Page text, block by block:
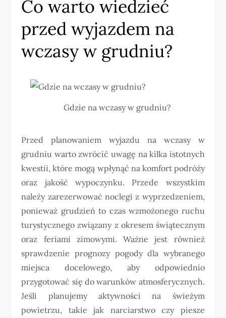
Co warto wiedzieć
przed wyjazdem na
wczasy w grudniu?
Gdzie na wczasy w grudniu?
Przed planowaniem wyjazdu na wczasy w
grudniu warto zwrócić uwagę na kilka istotnych
kwestii, które mogą wpłynąć na komfort podróży
oraz jakość wypoczynku. Przede wszystkim
należy zarezerwować noclegi z wyprzedzeniem,
ponieważ grudzień to czas wzmożonego ruchu
turystycznego związany z okresem świątecznym
oraz feriami zimowymi. Ważne jest również
sprawdzenie prognozy pogody dla wybranego
miejsca docelowego, aby odpowiednio
przygotować się do warunków atmosferycznych.
Jeśli planujemy aktywności na świeżym
powietrzu, takie jak narciarstwo czy piesze